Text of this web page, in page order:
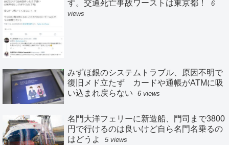
す。交通死亡事故ワーストは東京都！
6
views
みずほ銀のシステムトラブル、原因不明で
復旧メド立たず カードや通帳がATMに吸
い込まれ戻らない
6 views
名門大洋フェリーに新造船、門司まで3800
円で行けるのは良いけど自ら名門名乗るの
はどうよ
5 views